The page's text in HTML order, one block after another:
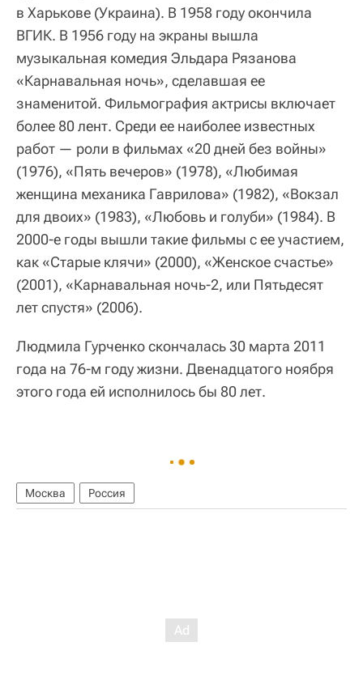
в Харькове (Украина). В 1958 году окончила
ВГИК. В 1956 году на экраны вышла
музыкальная комедия Эльдара Рязанова
«Карнавальная ночь», сделавшая ее
знаменитой. Фильмография актрисы включает
более 80 лент. Среди ее наиболее известных
работ — роли в фильмах «20 дней без войны»
(1976), «Пять вечеров» (1978), «Любимая
женщина механика Гаврилова» (1982), «Вокзал
для двоих» (1983), «Любовь и голуби» (1984). В
2000-е годы вышли такие фильмы с ее участием,
как «Старые клячи» (2000), «Женское счастье»
(2001), «Карнавальная ночь-2, или Пятьдесят
лет спустя» (2006).
Людмила Гурченко скончалась 30 марта 2011
года на 76-м году жизни. Двенадцатого ноября
этого года ей исполнилось бы 80 лет.
Москва Россия